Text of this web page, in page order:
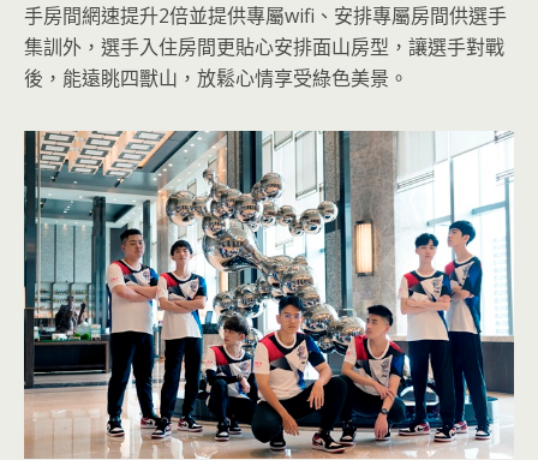
手房間網速提升2倍並提供專屬wifi、安排專屬房間供選手
集訓外，選手入住房間更貼心安排面山房型，讓選手對戰
後，能遠眺四獸山，放鬆心情享受綠色美景。